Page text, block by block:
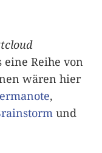
eine Reihe von
wären hier
,
und